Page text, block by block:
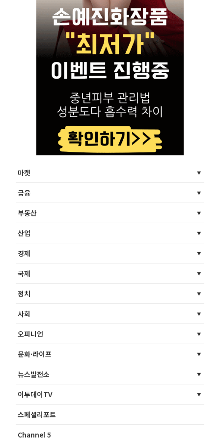
마켓
금융
부동산
산업
경제
국제
정치
사회
오피니언
문화·라이프
뉴스발전소
이투데이TV
스페셜리포트
Channel 5